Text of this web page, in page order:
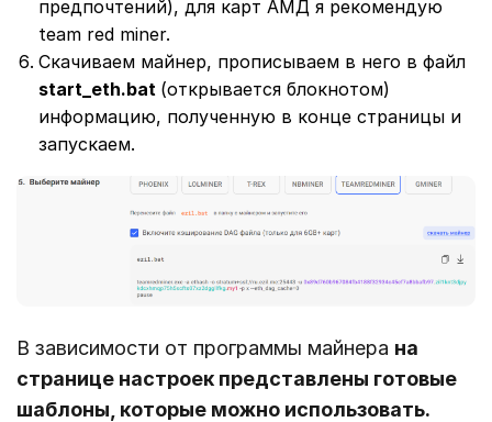
предпочтений), для карт АМД я рекомендую
team red miner.
Скачиваем майнер, прописываем в него в файл
start_eth.bat (открывается блокнотом)
информацию, полученную в конце страницы и
запускаем.
В зависимости от программы майнера на
странице настроек представлены готовые
шаблоны, которые можно использовать.